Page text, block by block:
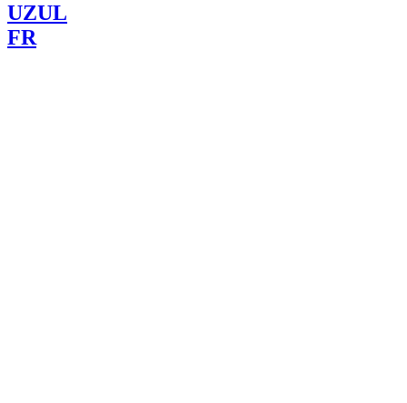
UZUL
FR